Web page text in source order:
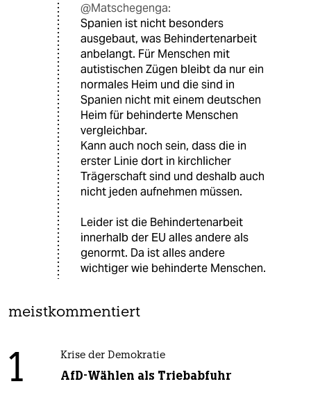
@Matschegenga:
Spanien ist nicht besonders
ausgebaut, was Behindertenarbeit
anbelangt. Für Menschen mit
autistischen Zügen bleibt da nur ein
normales Heim und die sind in
Spanien nicht mit einem deutschen
Heim für behinderte Menschen
vergleichbar.
Kann auch noch sein, dass die in
erster Linie dort in kirchlicher
Trägerschaft sind und deshalb auch
nicht jeden aufnehmen müssen.
Leider ist die Behindertenarbeit
innerhalb der EU alles andere als
genormt. Da ist alles andere
wichtiger wie behinderte Menschen.
meistkommentiert
1 Krise der Demokratie
AfD-Wählen als Triebabfuhr